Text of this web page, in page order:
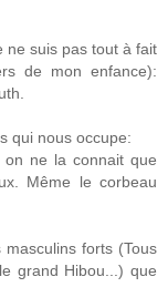
ne suis pas tout à fait
de mon enfance):
qui nous occupe:
ne la connait que
Même le corbeau
forts (Tous
grand Hibou...) que